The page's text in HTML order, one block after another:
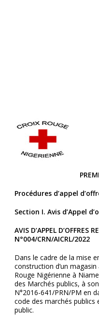
Procédures d’appel
Section I. Avis d’Appel
AVIS D’APPEL D’OFFRES
N°004/CRN/AICRL/2022
Dans le cadre de la mise
construction d’un
Rouge Nigérienne à
des Marchés publics, à
N°2016-641/PRN/PM en
code des marchés publics
public.